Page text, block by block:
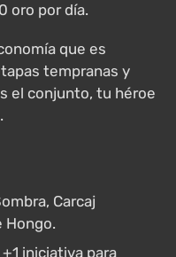
oro por día.
que es
tempranas y
el conjunto, tu héroe
Carcaj
Hongo.
+1 iniciativa para